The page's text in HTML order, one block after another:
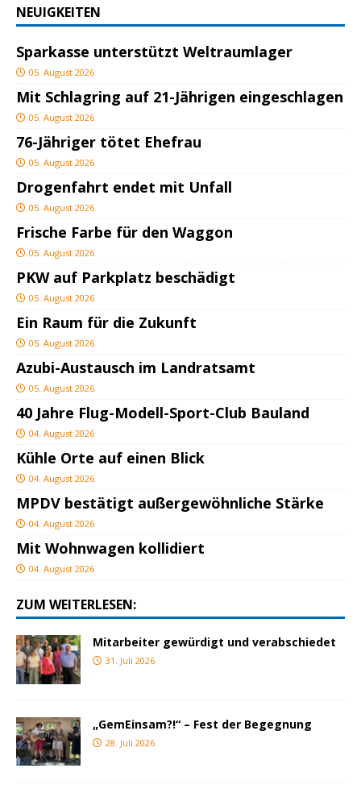
NEUIGKEITEN
Sparkasse unterstützt Weltraumlager
05. August 2026
Mit Schlagring auf 21-Jährigen eingeschlagen
05. August 2026
76-Jähriger tötet Ehefrau
05. August 2026
Drogenfahrt endet mit Unfall
05. August 2026
Frische Farbe für den Waggon
05. August 2026
PKW auf Parkplatz beschädigt
05. August 2026
Ein Raum für die Zukunft
05. August 2026
Azubi-Austausch im Landratsamt
05. August 2026
40 Jahre Flug-Modell-Sport-Club Bauland
04. August 2026
Kühle Orte auf einen Blick
04. August 2026
MPDV bestätigt außergewöhnliche Stärke
04. August 2026
Mit Wohnwagen kollidiert
04. August 2026
ZUM WEITERLESEN:
Mitarbeiter gewürdigt und verabschiedet
31. Juli 2026
„GemEinsam?!“ – Fest der Begegnung
28. Juli 2026